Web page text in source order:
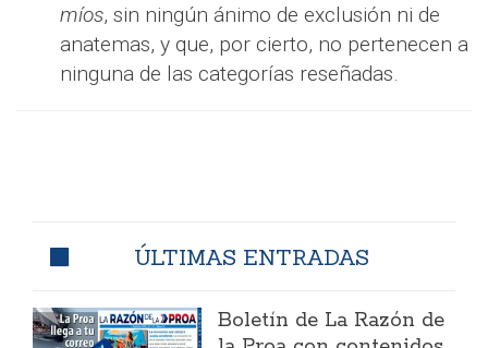
míos, sin ningún ánimo de exclusión ni de
anatemas, y que, por cierto, no pertenecen a
ninguna de las categorías reseñadas.
ÚLTIMAS ENTRADAS
Boletín de La Razón de